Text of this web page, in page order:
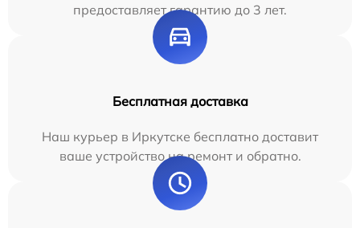
предоставляет гарантию до 3 лет.
Бесплатная доставка
Наш курьер в Иркутске бесплатно доставит
ваше устройство на ремонт и обратно.